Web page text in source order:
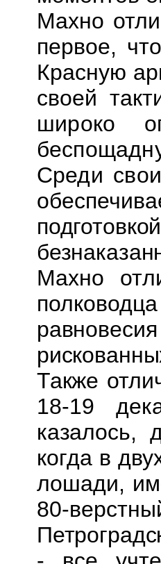
Махно
первое,
Красную
своей
широко
Среди
Махно
Также
18-19
казалось,
когда в
лошади,
80-